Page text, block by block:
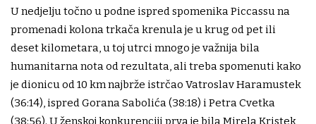
U nedjelju točno u podne ispred spomenika Piccassu na
promenadi kolona trkača krenula je u krug od pet ili
deset kilometara, u toj utrci mnogo je važnija bila
humanitarna nota od rezultata, ali treba spomenuti kako
je dionicu od 10 km najbrže istrčao Vatroslav Haramustek
(36:14), ispred Gorana Sabolića (38:18) i Petra Cvetka
(38:56). U ženskoj konkurenciji prva je bila Mirela Kristek